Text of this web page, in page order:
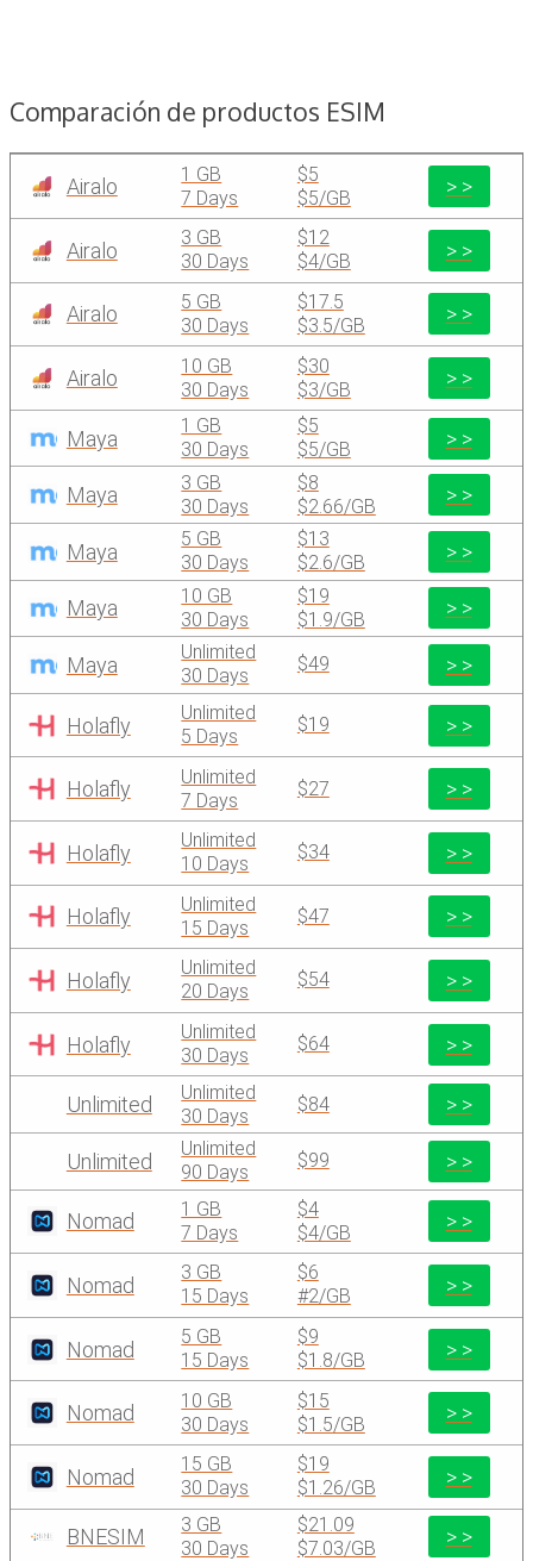
Comparación de productos ESIM
Airalo
1 GB
7 Days
$5
$5/GB
> >
Airalo
3 GB
30 Days
$12
$4/GB
> >
Airalo
5 GB
30 Days
$17.5
$3.5/GB
> >
Airalo
10 GB
30 Days
$30
$3/GB
> >
Maya
1 GB
30 Days
$5
$5/GB
> >
Maya
3 GB
30 Days
$8
$2.66/GB
> >
Maya
5 GB
30 Days
$13
$2.6/GB
> >
Maya
10 GB
30 Days
$19
$1.9/GB
> >
Maya
Unlimited
30 Days
$49 > >
Holafly
Unlimited
5 Days
$19 > >
Holafly
Unlimited
7 Days
$27 > >
Holafly
Unlimited
10 Days
$34 > >
Holafly
Unlimited
15 Days
$47 > >
Holafly
Unlimited
20 Days
$54 > >
Holafly
Unlimited
30 Days
$64 > >
Unlimited
Unlimited
30 Days
$84 > >
Unlimited
Unlimited
90 Days
$99 > >
Nomad
1 GB
7 Days
$4
$4/GB
> >
Nomad
3 GB
15 Days
$6
#2/GB
> >
Nomad
5 GB
15 Days
$9
$1.8/GB
> >
Nomad
10 GB
30 Days
$15
$1.5/GB
> >
Nomad
15 GB
30 Days
$19
$1.26/GB
> >
BNESIM
3 GB
30 Days
$21.09
$7.03/GB
> >